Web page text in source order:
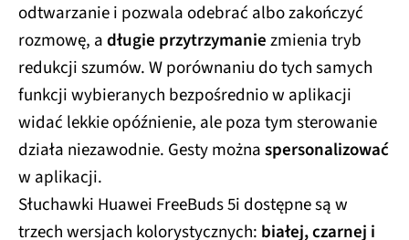
odtwarzanie i pozwala odebrać albo zakończyć
rozmowę, adługie przytrzymaniezmienia tryb
redukcji szumów. W porównaniu do tych samych
funkcji wybieranych bezpośrednio w aplikacji
widać lekkie opóźnienie, ale poza tym sterowanie
działa niezawodnie. Gesty możnaspersonalizować
w aplikacji.
Słuchawki Huawei FreeBuds 5i dostępne są w
trzech wersjach kolorystycznych: białej, czarnej i